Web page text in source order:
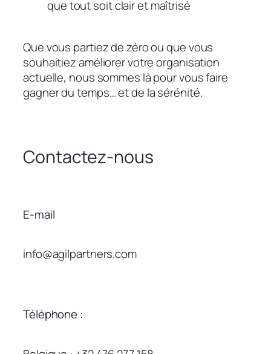
que tout soit clair et maîtrisé
Que vous partiez de zéro ou que vous
souhaitiez améliorer votre organisation
actuelle, nous sommes là pour vous faire
gagner du temps… et de la sérénité.
Contactez-nous
E-mail
info@agilpartners.com
Téléphone :